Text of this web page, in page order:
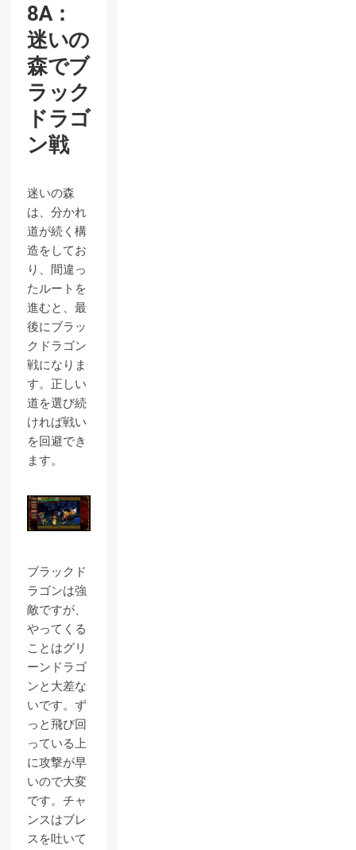
8A：
迷いの
森でブ
ラック
ドラゴ
ン戦
迷いの森
は、分かれ
道が続く構
造をしてお
り、間違っ
たルートを
進むと、最
後にブラッ
クドラゴン
戦になりま
す。正しい
道を選び続
ければ戦い
を回避でき
ます。
ブラックド
ラゴンは強
敵ですが、
やってくる
ことはグリ
ーンドラゴ
ンと大差な
いです。ず
っと飛び回
っている上
に攻撃が早
いので大変
です。チャ
ンスはブレ
スを吐いて